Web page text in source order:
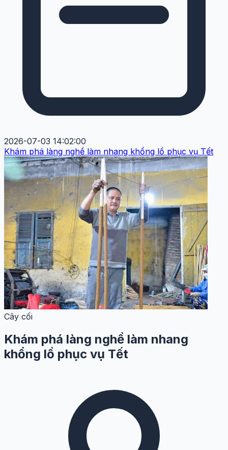
2026-07-03 14:02:00
Khám phá làng nghề làm nhang khổng lồ phục vụ Tết
Cây cối
Khám phá làng nghề làm nhang
khổng lồ phục vụ Tết